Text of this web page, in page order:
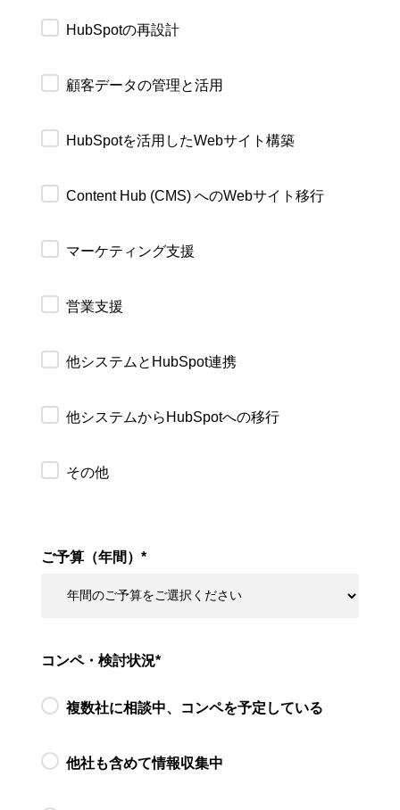
HubSpotの再設計
顧客データの管理と活用
HubSpotを活用したWebサイト構築
Content Hub (CMS) へのWebサイト移行
マーケティング支援
営業支援
他システムとHubSpot連携
他システムからHubSpotへの移行
その他
ご予算（年間）*
コンペ・検討状況*
複数社に相談中、コンペを予定している
他社も含めて情報収集中